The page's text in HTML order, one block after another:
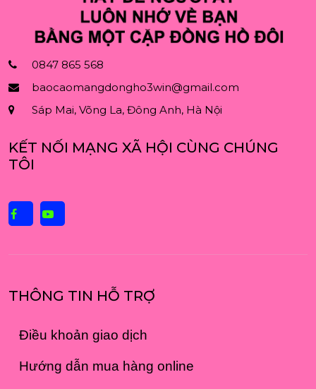
0847 865 568
baocaomangdongho3win@gmail.com
Sáp Mai, Võng La, Đông Anh, Hà Nội
KẾT NỐI MẠNG XÃ HỘI CÙNG CHÚNG
TÔI
THÔNG TIN HỖ TRỢ
Điều khoản giao dịch
Hướng dẫn mua hàng online